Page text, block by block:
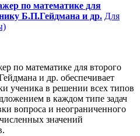
по математике для
Б.П.Гейдмана и др. Для
по математике для второго
и др. обеспечивает
ученика в решении всех типов
в каждом типе задач
вопроса и неограниченного
значений